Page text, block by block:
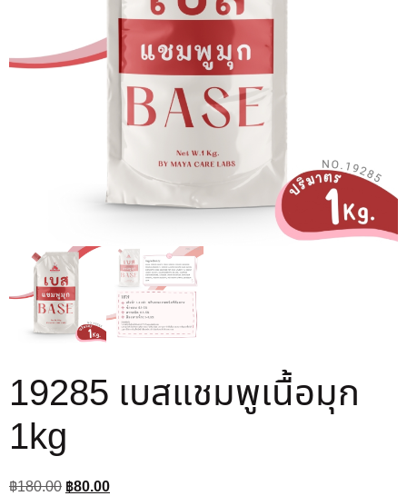
19285 เบสแชมพูเนื้อมุก
1kg
฿180.00฿80.00